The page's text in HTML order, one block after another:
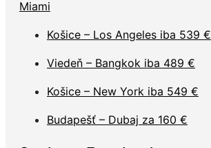
Miami
Košice – Los Angeles iba 539 €
Viedeň – Bangkok iba 489 €
Košice – New York iba 549 €
Budapešť – Dubaj za 160 €